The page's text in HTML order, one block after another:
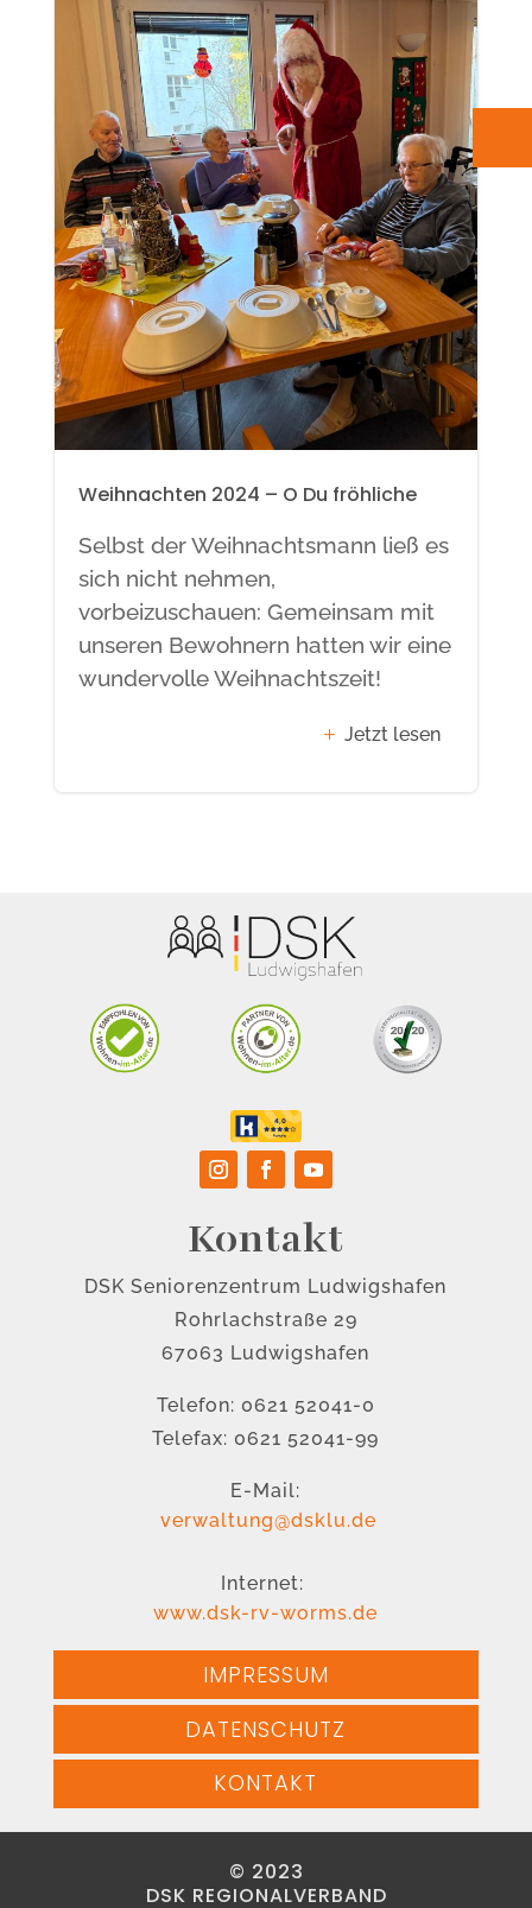
Weihnachten 2024 – O Du fröhliche
Selbst der Weihnachtsmann ließ es
sich nicht nehmen,
vorbeizuschauen: Gemeinsam mit
unseren Bewohnern hatten wir eine
wundervolle Weihnachtszeit!
Jetzt lesen
Kontakt
DSK Seniorenzentrum Ludwigshafen
Rohrlachstraße 29
67063 Ludwigshafen
Telefon: 0621 52041-0
Telefax: 0621 52041-99
E-Mail:
verwaltung@dsklu.de
Internet:
www.dsk-rv-worms.de
IMPRESSUM
DATENSCHUTZ
KONTAKT
© 2023
DSK REGIONALVERBAND